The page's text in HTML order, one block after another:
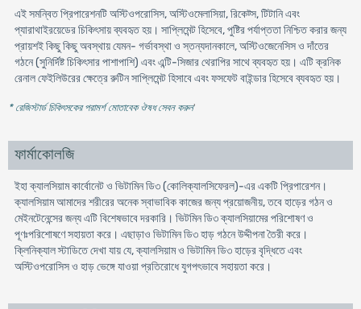
এই সমন্বিত প্রিপারেশনটি অস্টিওপরোসিস, অস্টিওমেলাসিয়া, রিকেট্স, টিটানি এবং
প্যারাথাইরয়েডের চিকিৎসায় ব্যবহৃত হয়। সাপ্লিমেন্ট হিসেবে, পুষ্টির পর্যাপ্ততা নিশ্চিত করার জন্য
প্রায়শই কিছু কিছু অবস্থায় যেমন- গর্ভাবস্থা ও স্তন্যদানকালে, অস্টিওজেনেসিস ও দাঁতের
গঠনে (সুনির্দিষ্ট চিকিৎসার পাশাপাশি) এবং এন্টি-সিজার থেরাপির সাথে ব্যবহৃত হয়। এটি ক্রনিক
রেনাল ফেইলিউরের ক্ষেত্রে রুটিন সাপ্লিমেন্ট হিসাবে এবং ফসফেট বাইন্ডার হিসেবে ব্যবহৃত হয়।
* রেজিস্টার্ড চিকিৎসকের পরামর্শ মোতাবেক ঔষধ সেবন করুন'
ফার্মাকোলজি
ইহা ক্যালসিয়াম কার্বোনেট ও ভিটামিন ডি৩ (কোলিক্যালসিফেরল)-এর একটি প্রিপারেশন।
ক্যালসিয়াম আমাদের শরীরের অনেক স্বাভাবিক কাজের জন্য প্রয়োজনীয়, তবে হাড়ের গঠন ও
মেইনটেনেন্সের জন্য এটি বিশেষভাবে দরকারি। ভিটমিন ডি৩ ক্যালসিয়ামের পরিশোষণ ও
পূণঃপরিশোষণে সহায়তা করে। এছাড়াও ভিটামিন ডি৩ হাড় গঠনে উদ্দীপনা তৈরী করে।
ক্লিনিক্যাল স্টাডিতে দেখা যায় যে, ক্যালসিয়াম ও ভিটামিন ডি৩ হাড়ের বৃদ্ধিতে এবং
অস্টিওপরোসিস ও হাড় ভেঙ্গে যাওয়া প্রতিরোধে যুগপৎভাবে সহায়তা করে।